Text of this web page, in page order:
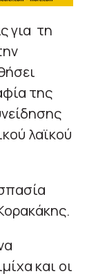
για τη
της
λαϊκού
και οι